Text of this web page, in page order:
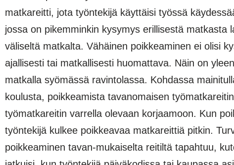
matkareitti, jota työntekijä käyttäisi työssä
jossa on pikemminkin kysymys erillisestä matkasta
väliseltä matkalta. Vähäinen poikkeaminen ei olisi
ajallisesti tai matkallisesti huomattava. Näin on
matkalla syömässä ravintolassa. Kohdassa
koulusta, poikkeamista tavanomaisen
työmatkareitin varrella olevaan korjaamoon. Kun
työntekijä kulkee poikkeavaa matkareittiä pitkin.
poikkeaminen tavan-mukaiselta reitiltä tapahtuu,